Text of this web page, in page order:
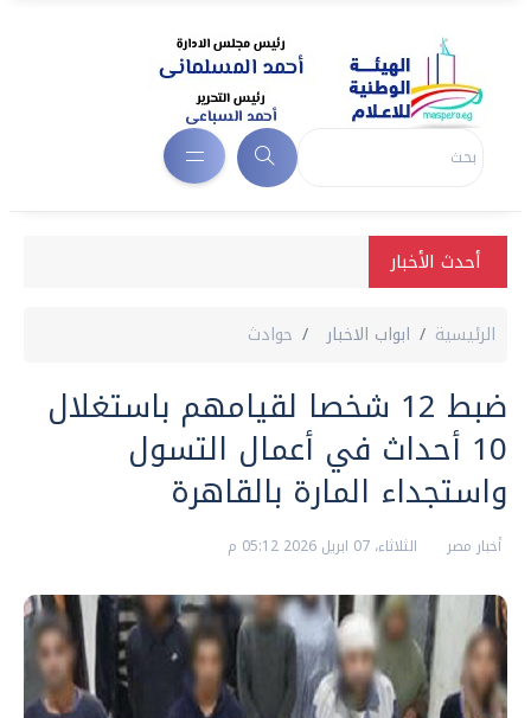
أحدث الأخبار
الرئيسية ابواب الاخبار حوادث
ضبط 12 شخصا لقيامهم باستغلال
10 أحداث في أعمال التسول
واستجداء المارة بالقاهرة
أخبار مصر الثلاثاء، 07 ابريل 2026 05:12 م